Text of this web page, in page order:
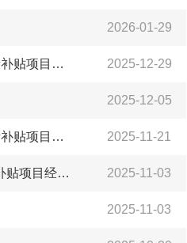
2026-01-29
【养老机构】关于拨付2025年11月份中度及以上老年人养老服务消费补贴项目经费的通知 2025-12-29
2025-12-05
【养老机构】关于拨付2025年10月份中度及以上老年人养老服务消费补贴项目经费的通知 2025-11-21
【养老机构】关于拨付2025年9月份中度及以上老年人养老服务消费补贴项目经费的通知 2025-11-03
2025-11-03